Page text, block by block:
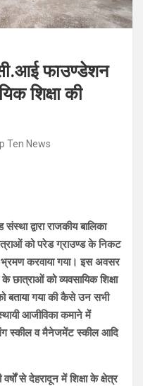
फाउण्डेशन
शिक्षा की
Ten News
द्वारा राजकीय बालिका
को परेड ग्राउण्ड के निकट
करवाया गया। इस अवसर
के छात्राओं को व्यवसायिक शिक्षा
बताया गया की कैसे उन सभी
आजीविका कमाने में
स्कील व मैनेजमेंट स्कील आदि
से देहरादून में शिक्षा के क्षेत्र